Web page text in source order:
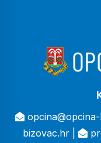
bizovac.hr |